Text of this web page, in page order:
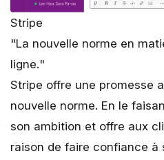
Stripe
"La nouvelle norme en
ligne."
Stripe offre une promesse
nouvelle norme. En le
son ambition et offre aux
raison de faire confiance à